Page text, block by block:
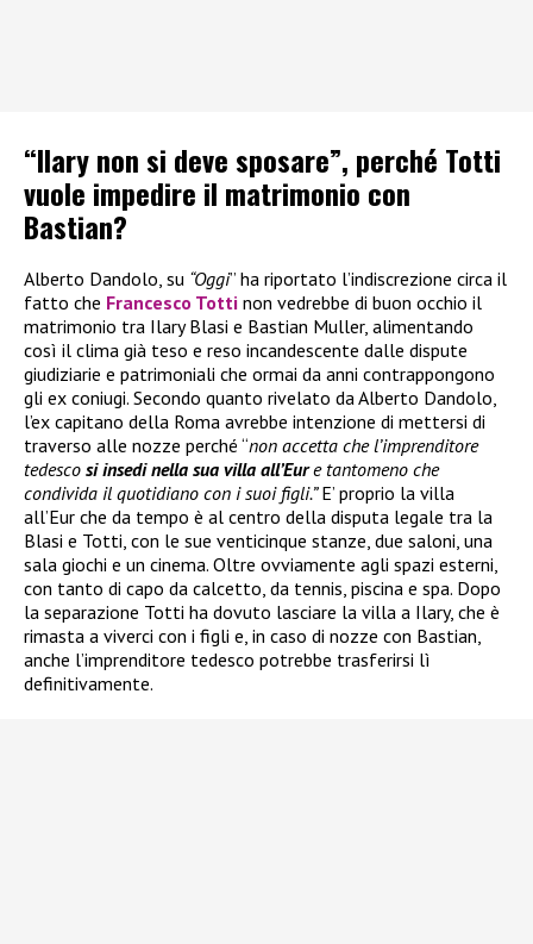
“Ilary non si deve sposare”, perché Totti
vuole impedire il matrimonio con
Bastian?
Alberto Dandolo, su “Oggi” ha riportato l’indiscrezione circa il
fatto che Francesco Totti non vedrebbe di buon occhio il
matrimonio tra Ilary Blasi e Bastian Muller, alimentando
così il clima già teso e reso incandescente dalle dispute
giudiziarie e patrimoniali che ormai da anni contrappongono
gli ex coniugi. Secondo quanto rivelato da Alberto Dandolo,
l’ex capitano della Roma avrebbe intenzione di mettersi di
traverso alle nozze perché “non accetta che l’imprenditore
tedesco si insedi nella sua villa all’Eure tantomeno che
condivida il quotidiano con i suoi figli.”E’ proprio la villa
all’Eur che da tempo è al centro della disputa legale tra la
Blasi e Totti, con le sue venticinque stanze, due saloni, una
sala giochi e un cinema. Oltre ovviamente agli spazi esterni,
con tanto di capo da calcetto, da tennis, piscina e spa. Dopo
la separazione Totti ha dovuto lasciare la villa a Ilary, che è
rimasta a viverci con i figli e, in caso di nozze con Bastian,
anche l’imprenditore tedesco potrebbe trasferirsi lì
definitivamente.